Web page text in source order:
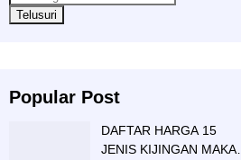
Popular Post
DAFTAR HARGA 15
JENIS KIJINGAN MAKAM